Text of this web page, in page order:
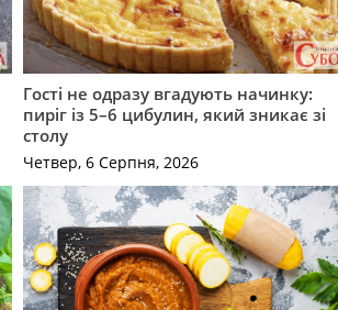
Гості не одразу вгадують начинку:
пиріг із 5–6 цибулин, який зникає зі
столу
Четвер, 6 Серпня, 2026